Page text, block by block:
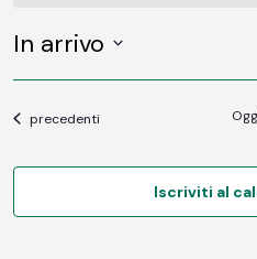
In arrivo
DATA.Eventi
precedenti
Iscriviti al